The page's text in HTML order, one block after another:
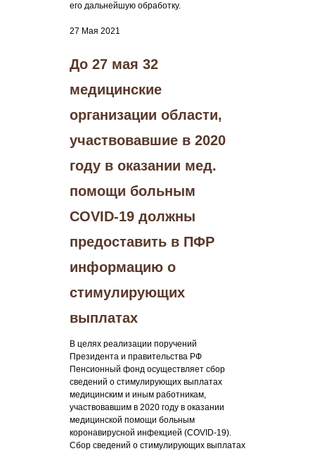
его дальнейшую обработку.
27 Мая 2021
До 27 мая 32
медицинские
организации области,
участвовавшие в 2020
году в оказании мед.
помощи больным
COVID-19 должны
предоставить в ПФР
информацию о
стимулирующих
выплатах
В целях реализации поручений
Президента и правительства РФ
Пенсионный фонд осуществляет сбор
сведений о стимулирующих выплатах
медицинским и иным работникам,
участвовавшим в 2020 году в оказании
медицинской помощи больным
коронавирусной инфекцией (COVID-19).
Сбор сведений о стимулирующих выплатах